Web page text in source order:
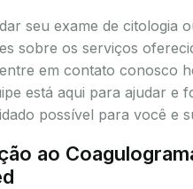
seu exame de citologia
sobre os serviços
em contato conosco
está aqui para ajudar e
possível para você e
ao